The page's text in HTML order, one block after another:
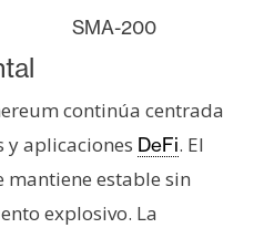
SMA-200
continúa centrada
y aplicaciones DeFi. El
estable sin
explosivo. La